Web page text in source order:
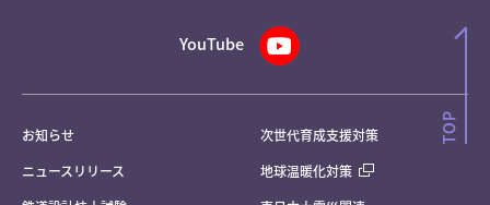
YouTube
お知らせ
ニュースリリース
次世代育成支援対策
地球温暖化対策